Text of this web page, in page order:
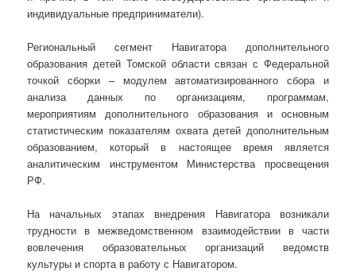
индивидуальные предприниматели).
Региональный сегмент Навигатора дополнительного
образования детей Томской области связан с Федеральной
точкой сборки – модулем автоматизированного сбора и
анализа данных по организациям, программам,
мероприятиям дополнительного образования и основным
статистическим показателям охвата детей дополнительным
образованием, который в настоящее время является
аналитическим инструментом Министерства просвещения
РФ.
На начальных этапах внедрения Навигатора возникали
трудности в межведомственном взаимодействии в части
вовлечения образовательных организаций ведомств
культуры и спорта в работу с Навигатором.